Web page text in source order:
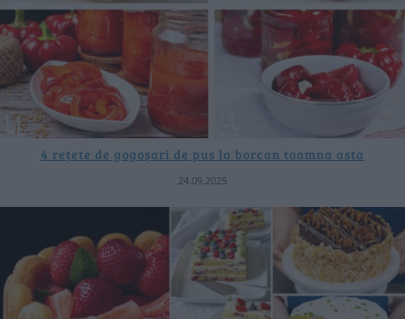
4 rețete de gogoșari de pus la borcan toamna asta
24.09.2025